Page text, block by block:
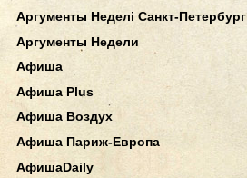
Аргументы Неделi Санкт-Петербург
Аргументы Недели
Афиша
Афиша Plus
Афиша Воздух
Афиша Париж-Европа
АфишаDaily